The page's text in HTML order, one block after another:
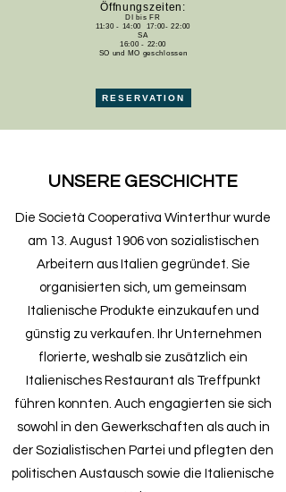
Öffnungszeiten:
DI bis FR
11:30 - 14:00 17:00- 22:00
SA
16:00 - 22:00
SO und MO geschlossen
RESERVATION
UNSERE GESCHICHTE
Die Società Cooperativa Winterthur wurde
am 13. August 1906 von sozialistischen
Arbeitern aus Italien gegründet. Sie
organisierten sich, um gemeinsam
Italienische Produkte einzukaufen und
günstig zu verkaufen. Ihr Unternehmen
florierte, weshalb sie zusätzlich ein
Italienisches Restaurant als Treffpunkt
führen konnten. Auch engagierten sie sich
sowohl in den Gewerkschaften als auch in
der Sozialistischen Partei und pflegten den
politischen Austausch sowie die Italienische